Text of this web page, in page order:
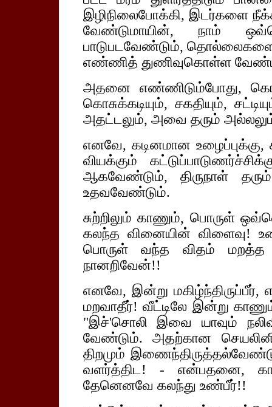
இழிநிலைபோக்கி, இடர்களை
வேண்டுமாயின், நாம்
பாடுபடவேண்டும்,
எண்ணித் துணிவுகொள்ள
அதனை எண்ணிடும்போது,
கொசுக்கடியும், சகதியும்,
அதட்டலும், அவை தரும் அல்லலும்
எனவே, கடினமான
வியக்கும்
ஆகவேண்டும், திருநாள்
உதவவேண்டும்.
சுற்றிலும் காணும், பொருள்
கலந்த வினையின் விளைவு!
பொருள் வந்த விதம் மறத்த
நானறிவேன்!!
எனவே, இன்று மகிழ்ந்திருப்பீர்,
மறவாதீர்! வீட்டிலே இன்று
"இச்'சொலி இவை யாவும்
வேண்டும். அதற்கான
திறமும்
வளர்த்திட! - என்பதனை,
தேனெனவே கலந்து உண்பீர்!!